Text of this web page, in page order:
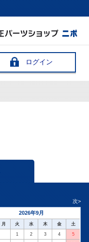
ログイン
次>
2026年9月
月 火 水 木 金 土
1 2 3 4 5